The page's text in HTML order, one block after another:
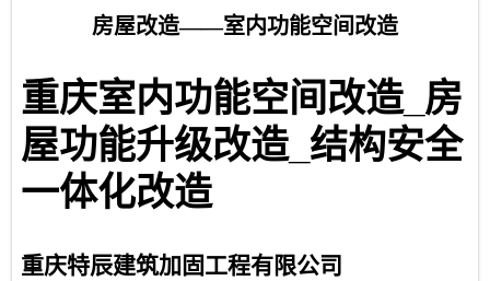
联系我们
房屋改造——室内功能空间改造
重庆室内功能空间改造_ 房
屋功能升级改造_ 结构安全
一体化改造
重庆特辰建筑加固工程有限公司